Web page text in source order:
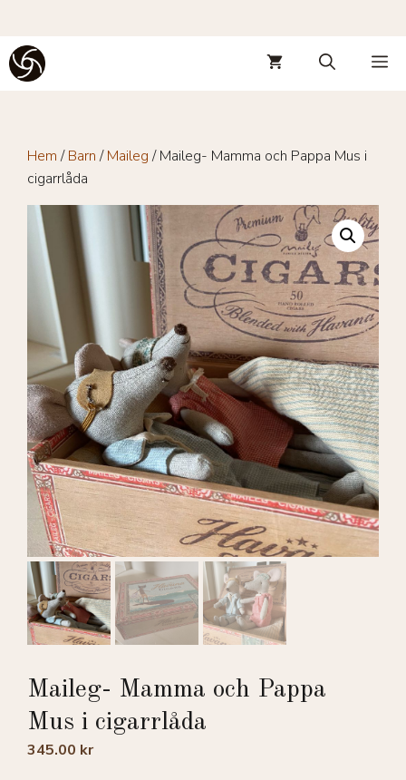
Hoppa
till
Hem/Barn/Maileg/ Maileg- Mamma och Pappa Mus i
cigarrlåda
Maileg- Mamma och Pappa
Mus i cigarrlåda
345.00 kr